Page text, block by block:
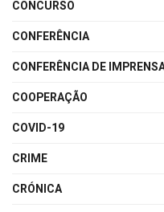
CONCURSO
CONFERÊNCIA
CONFERÊNCIA DE
COOPERAÇÃO
COVID-19
CRIME
CRÓNICA